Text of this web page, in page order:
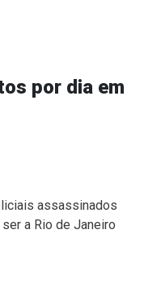
por dia em
assassinados
a Rio de Janeiro